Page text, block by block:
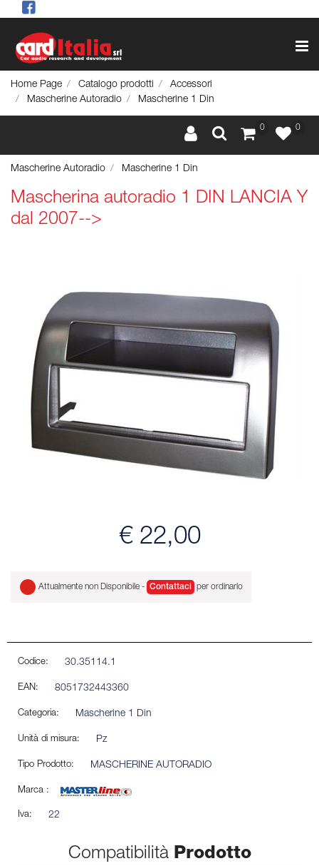
Home Page Catalogo prodotti
Accessori
Mascherine Autoradio
Mascherine 1 Din
0 0
Mascherine Autoradio Mascherine 1 Din
Mascherina autoradio 1 DIN LANCIA Y
dal 2007-->
€ 22,00
Attualmente non Disponibile - Contattaci per ordinarlo
Codice: 30.35114.1
EAN: 8051732443360
Categoria: Mascherine 1 Din
Unità di misura: Pz
Tipo Prodotto: MASCHERINE AUTORADIO
Marca :
Iva: 22
Compatibilità Prodotto